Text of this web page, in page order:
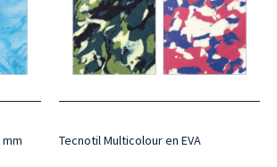
Tecnotil Multicolour en EVA